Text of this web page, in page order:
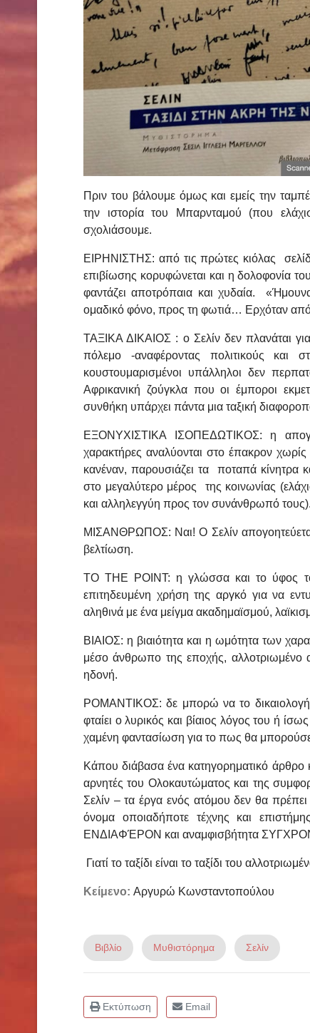
Πριν του βάλουμε όμως και εμείς την
την ιστορία του Μπαρνταμού (που
σχολιάσουμε.
ΕΙΡΗΝΙΣΤΗΣ: από τις πρώτες κιόλας
επιβίωσης κορυφώνεται και η δολοφονία
φαντάζει αποτρόπαια και χυδαία.
ομαδικό φόνο, προς τη φωτιά… Ερχόταν από
ΤΑΞΙΚΑ ΔΙΚΑΙΟΣ : ο Σελίν δεν πλανάται
πόλεμο -αναφέροντας πολιτικούς
κουστουμαρισμένοι υπάλληλοι δεν
Αφρικανική ζούγκλα που οι έμποροι
συνθήκη υπάρχει πάντα μια ταξική
ΕΞΟΝΥΧΙΣΤΙΚΑ ΙΣΟΠΕΔΩΤΙΚΟΣ: η
χαρακτήρες αναλύονται στο έπακρον χωρίς
κανέναν, παρουσιάζει τα ποταπά κίνητρα
στο μεγαλύτερο μέρος της κοινωνίας
και αλληλεγγύη προς τον συνάνθρωπό τους).
ΜΙΣΑΝΘΡΩΠΟΣ: Ναι! Ο Σελίν
βελτίωση.
TO THE POINT: η γλώσσα και το ύφος
επιτηδευμένη χρήση της αργκό για να
αληθινά με ένα μείγμα ακαδημαϊσμού,
ΒΙΑΙΟΣ: η βιαιότητα και η ωμότητα των
μέσο άνθρωπο της εποχής, αλλοτριωμένο
ηδονή.
ΡΟΜΑΝΤΙΚΟΣ: δε μπορώ να το
φταίει ο λυρικός και βίαιος λόγος του ή
χαμένη φαντασίωση για το πως θα
Κάπου διάβασα ένα κατηγορηματικό άρθρο
αρνητές του Ολοκαυτώματος και της
Σελίν – τα έργα ενός ατόμου δεν θα
όνομα οποιαδήποτε τέχνης και
ΕΝΔΙΑΦΈΡΟΝ και αναμφισβήτητα
Γιατί το ταξίδι είναι το ταξίδι του
Κείμενο: Αργυρώ Κωνσταντοπούλου
Βιβλίο Μυθιστόρημα Σελίν
Εκτύπωση Email